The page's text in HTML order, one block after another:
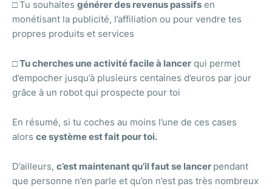
□Tu souhaites générer des revenus passifs en
monétisant la publicité, l’affiliation ou pour vendre tes
propres produits et services
□ Tu cherches une activité facile à lancer qui permet
d’empocher jusqu’à plusieurs centaines d’euros par jour
grâce à un robot qui prospecte pour toi
En résumé, si tu coches au moins l’une de ces cases
alors ce système est fait pour toi.
D’ailleurs, c’est maintenant qu’il faut se lancer pendant
que personne n’en parle et qu’on n’est pas très nombreux